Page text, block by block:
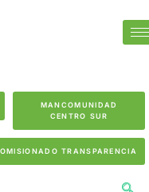
MANCOMUNIDAD
CENTRO SUR
TRANSPARENCIA